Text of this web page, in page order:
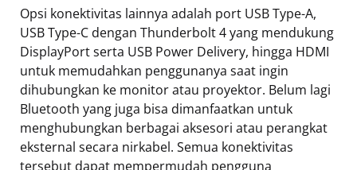
Opsi konektivitas lainnya adalah port USB Type-A,
USB Type-C dengan Thunderbolt 4 yang mendukung
DisplayPort serta USB Power Delivery, hingga HDMI
untuk memudahkan penggunanya saat ingin
dihubungkan ke monitor atau proyektor. Belum lagi
Bluetooth yang juga bisa dimanfaatkan untuk
menghubungkan berbagai aksesori atau perangkat
eksternal secara nirkabel. Semua konektivitas
tersebut dapat mempermudah pengguna